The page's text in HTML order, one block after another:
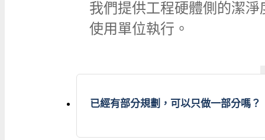
我們提供工程硬體側的潔
使用單位執行。
已經有部分規劃，可以只做一部分嗎？